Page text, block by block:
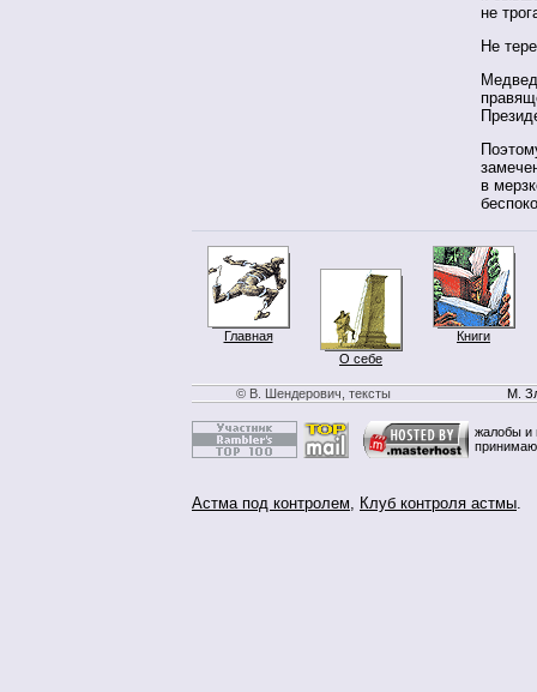
не
Не
в
Главная
О себе
Книги
© В. Шендерович, тексты М.
жалобы и
Астма под контролем, Клуб контроля астмы.